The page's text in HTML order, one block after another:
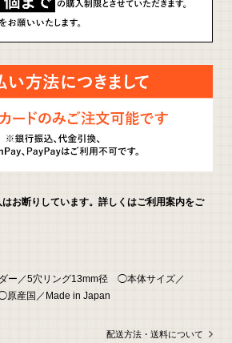
お断りしています。詳しくはご利用案内をご
／5穴リング13mm径 ◯本体サイズ／
産国／Made in Japan
配送方法・送料について